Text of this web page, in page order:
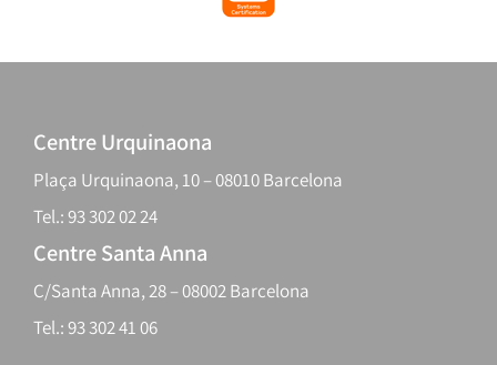
Centre Urquinaona
Plaça Urquinaona, 10 – 08010 Barcelona
Tel.: 93 302 02 24
Centre Santa Anna
C/Santa Anna, 28 – 08002 Barcelona
Tel.: 93 302 41 06